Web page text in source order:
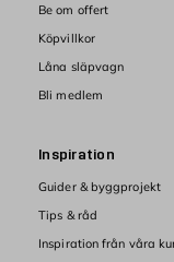
Be om offert
Köpvillkor
Låna släpvagn
Bli medlem
Inspiration
Guider & byggprojekt
Tips & råd
Inspiration från våra